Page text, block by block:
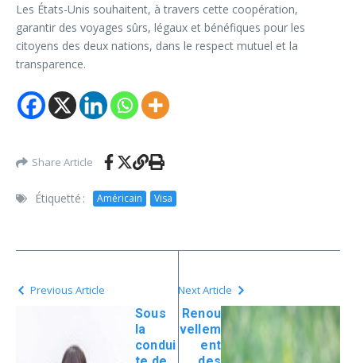
Les États-Unis souhaitent, à travers cette coopération,
garantir des voyages sûrs, légaux et bénéfiques pour les
citoyens des deux nations, dans le respect mutuel et la
transparence.
Share Article
Étiquetté : Américain Visa
Previous Article
Sous
la
condui
Next Article
Renou
vellem
ent